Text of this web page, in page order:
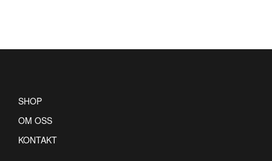
SHOP
OM OSS
KONTAKT